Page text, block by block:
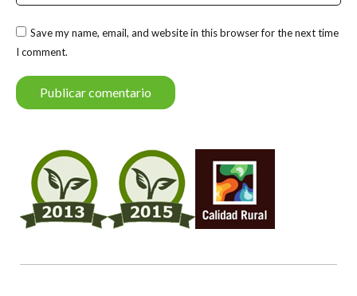
Save my name, email, and website in this browser for the next time
I comment.
Publicar comentario